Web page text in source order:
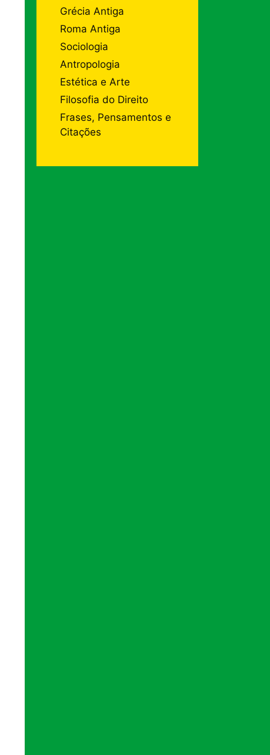
Grécia Antiga
Roma Antiga
Sociologia
Antropologia
Estética e Arte
Filosofia do Direito
Frases, Pensamentos e
Citações